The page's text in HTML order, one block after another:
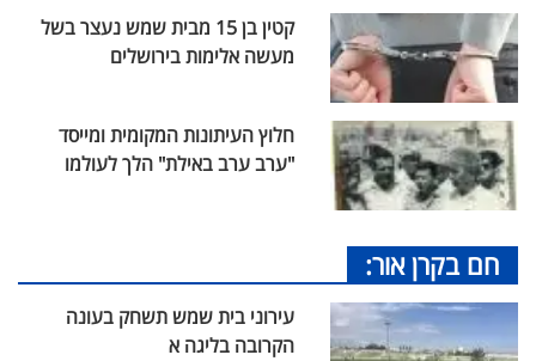
קטין בן 15 מבית שמש נעצר בשל
מעשה אלימות בירושלים
חלוץ העיתונות המקומית ומייסד
"ערב ערב באילת" הלך לעולמו
חם בקרן אור:
עירוני בית שמש תשחק בעונה
הקרובה בליגה א